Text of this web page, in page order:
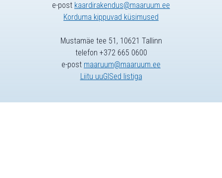
e-post kaardirakendus@maaruum.ee
Korduma kippuvad küsimused
Mustamäe tee 51, 10621 Tallinn
telefon +372 665 0600
e-post maaruum@maaruum.ee
Liitu uuGISed listiga